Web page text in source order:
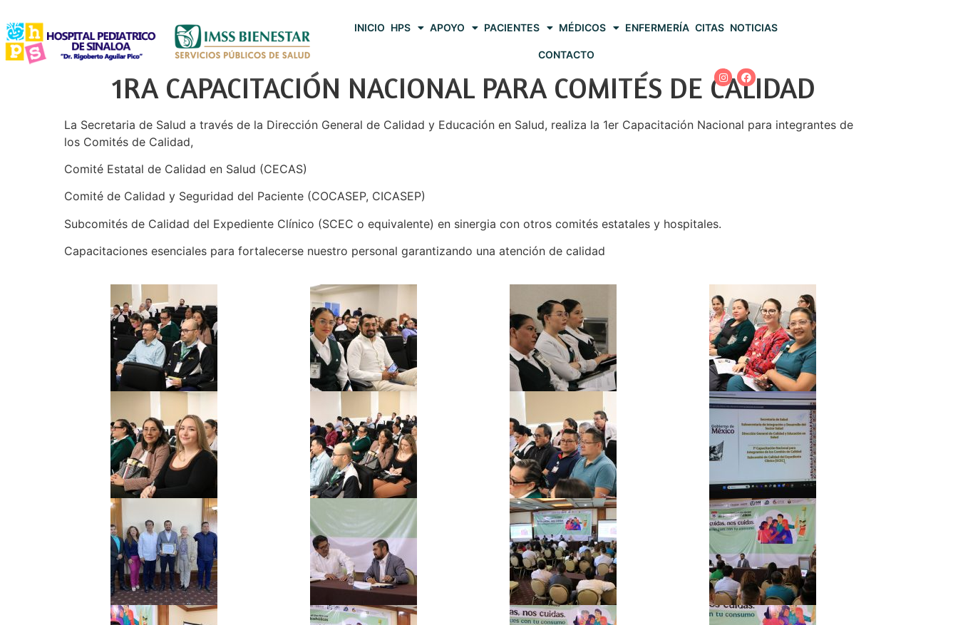
INICIO HPS APOYO PACIENTES MÉDICOS ENFERMERÍA CITAS NOTICIAS
CONTACTO
1RA CAPACITACIÓN NACIONAL PARA COMITÉS DE CALIDAD
La Secretaria de Salud a través de la Dirección General de Calidad y Educación en Salud, realiza la 1er Capacitación Nacional para integrantes de
los Comités de Calidad,
Comité Estatal de Calidad en Salud (CECAS)
Comité de Calidad y Seguridad del Paciente (COCASEP, CICASEP)
Subcomités de Calidad del Expediente Clínico (SCEC o equivalente) en sinergia con otros comités estatales y hospitales.
Capacitaciones esenciales para fortalecerse nuestro personal garantizando una atención de calidad